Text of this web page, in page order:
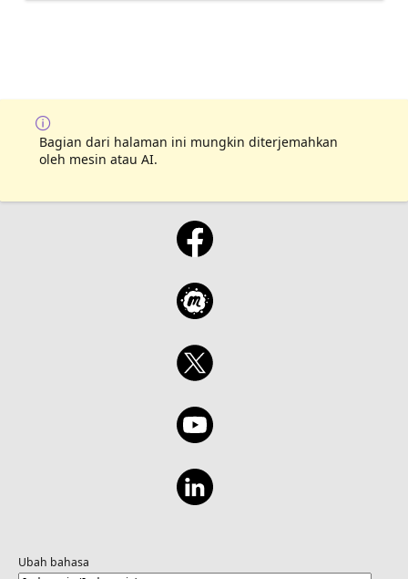
Bagian dari halaman ini mungkin diterjemahkan
oleh mesin atau AI.
Ubah bahasa